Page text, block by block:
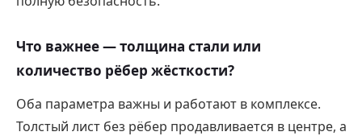
Что важнее — толщина стали или
количество рёбер жёсткости?
Оба параметра важны и работают в комплексе.
Толстый лист без рёбер продавливается в центре, а